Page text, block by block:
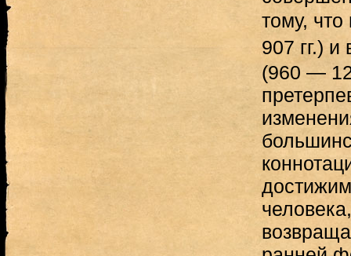
тому,
907 гг.)
(960 —